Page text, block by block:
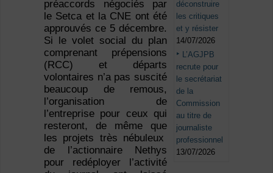
préaccords négociés par
le Setca et la CNE ont été
approuvés ce 5 décembre.
Si le volet social du plan
comprenant prépensions
(RCC) et départs
volontaires n’a pas suscité
beaucoup de remous,
l’organisation de
l’entreprise pour ceux qui
resteront, de même que
les projets très nébuleux
de l’actionnaire Nethys
pour redéployer l’activité
déconstruire
les critiques
et y résister
14/07/2026
L’AGJPB
recrute pour
le secrétariat
de la
Commission
au titre de
journaliste
professionnel
13/07/2026